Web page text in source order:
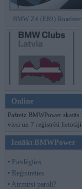
BMW Z4 (E89)
Online
Pašreiz BMWPower skatās
viesi un 7 reģistrēti lietotāji.
Ienākt BMWPower
• Pieslēgties
• Reģistrēties
• Aizmirsi paroli?